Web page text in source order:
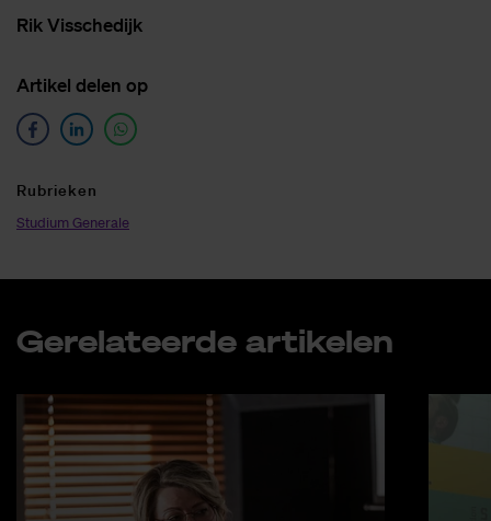
Rik Vis­sche­dijk
Ar­ti­kel de­len op
Ru­brie­ken
Studium Generale
Ge­re­la­teer­de ar­ti­ke­len